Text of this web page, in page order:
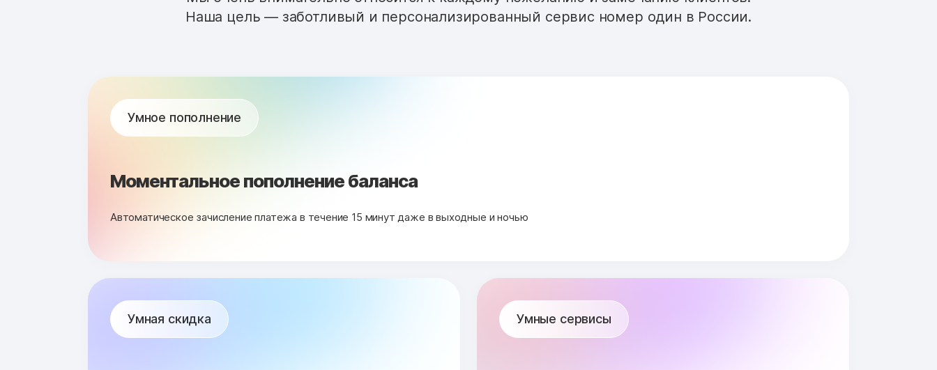
Наша цель — заботливый и персонализированный сервис номер один в России.
Умное пополнение
Моментальное пополнение баланса
Автоматическое зачисление платежа в течение 15 минут даже в выходные и ночью
Умная скидка Умные сервисы